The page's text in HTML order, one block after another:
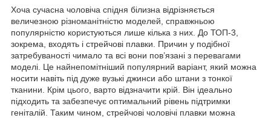
Хоча сучасна чоловіча спідня білизна відрізняється
величезною різноманітністю моделей, справжньою
популярністю користуються лише кілька з них. До ТОП-3,
зокрема, входять і стрейчові плавки. Причин у подібної
затребуваності чимало та всі вони пов’язані з перевагами
моделі. Це найнепомітніший популярний варіант, який можна
носити навіть під дуже вузькі джинси або штани з тонкої
тканини. Крім цього, варто відзначити крій. Він ідеально
підходить та забезпечує оптимальний рівень підтримки
геніталій. Таким чином, стрейчові чоловічі плавки можна